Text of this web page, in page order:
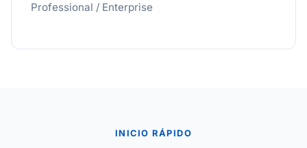
Professional / Enterprise
INICIO RÁPIDO